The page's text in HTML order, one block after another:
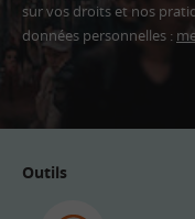
sur vos droits et nos
données personnelles :
Outils